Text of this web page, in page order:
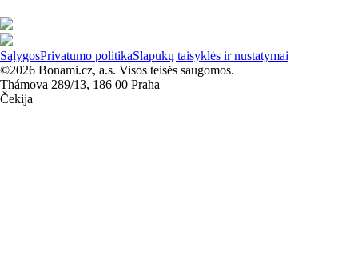
SąlygosPrivatumo politikaSlapukų taisyklės ir nustatymai
©2026 Bonami.cz, a.s. Visos teisės saugomos.
Thámova 289/13, 186 00 Praha
Čekija